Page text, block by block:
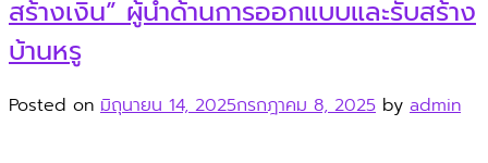
สร้างเงิน” ผู้นำด้านการออกแบบและรับสร้าง
บ้านหรู
Posted on มิถุนายน 14, 2025กรกฎาคม 8, 2025 by admin